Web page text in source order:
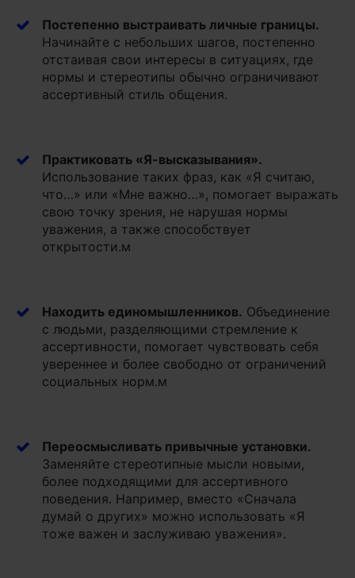
Постепенно выстраивать личные границы.
Начинайте с небольших шагов, постепенно
отстаивая свои интересы в ситуациях, где
нормы и стереотипы обычно ограничивают
ассертивный стиль общения.
Практиковать «Я-высказывания».
Использование таких фраз, как «Я считаю,
что…» или «Мне важно…», помогает выражать
свою точку зрения, не нарушая нормы
уважения, а также способствует
открытости.м
Находить единомышленников. Объединение
с людьми, разделяющими стремление к
ассертивности, помогает чувствовать себя
увереннее и более свободно от ограничений
социальных норм.м
Переосмысливать привычные установки.
Заменяйте стереотипные мысли новыми,
более подходящими для ассертивного
поведения. Например, вместо «Сначала
думай о других» можно использовать «Я
тоже важен и заслуживаю уважения».